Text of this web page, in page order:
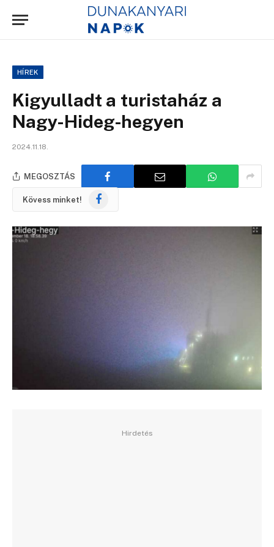
HÍREK
Kigyulladt a turistaház a
Nagy-Hideg-hegyen
2024.11.18.
MEGOSZTÁS
Kövess minket! Facebook
Hirdetés